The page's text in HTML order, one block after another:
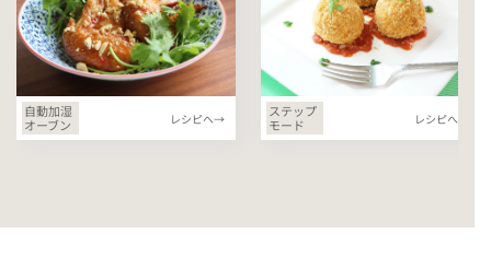
自動加湿
オーブン
レシピへ→
ステップ
モード
レシピへ→